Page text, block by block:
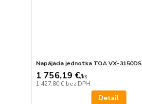
Napájacia jednotka TOA VX-3150DS
1 756,19 €/ks
1 427,80 € bez DPH
Detail